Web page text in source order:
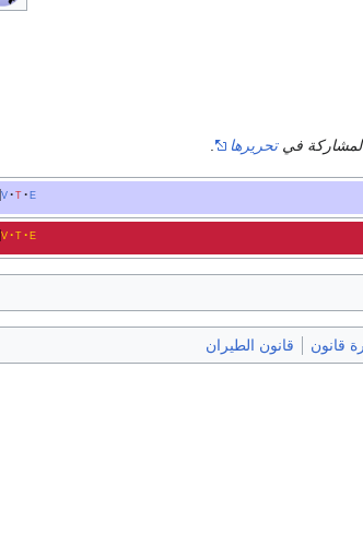
فيتحريرها
v t e
v t e
قانون قانون الطيران